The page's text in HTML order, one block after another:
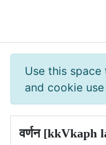
Use this
and cookie
वर्णन [kkVkaph